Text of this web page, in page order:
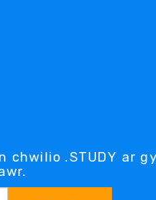
chwilio .STUDY ar